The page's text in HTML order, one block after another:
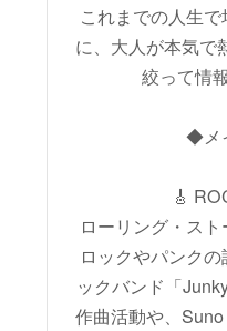
これまでの人生
に、大人が本気で
絞って情
◆メ
🎸
ローリング・ス
ロックやパンク
ックバンド「
作曲活動や、